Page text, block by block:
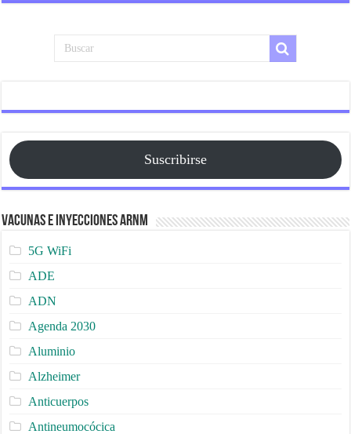
Suscribirse
Vacunas e Inyecciones ARNm
5G WiFi
ADE
ADN
Agenda 2030
Aluminio
Alzheimer
Anticuerpos
Antineumocócica